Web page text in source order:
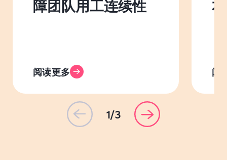
障团队用工连续性
阅读更多 阅
1/3